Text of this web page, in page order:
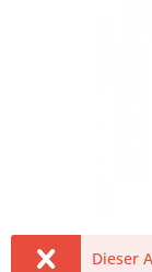
Dieser